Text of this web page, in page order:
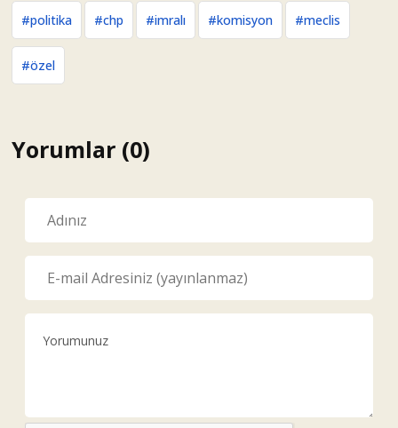
#politika #chp #imralı #komisyon #meclis
#özel
Yorumlar (0)